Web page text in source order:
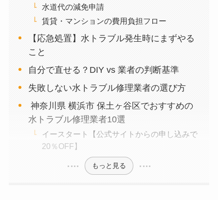
水道代の減免申請
賃貸・マンションの費用負担フロー
【応急処置】水トラブル発生時にまずやる
こと
自分で直せる？DIY vs 業者の判断基準
失敗しない水トラブル修理業者の選び方
神奈川県 横浜市 保土ヶ谷区でおすすめの
水トラブル修理業者10選
イースタート【公式サイトからの申し込みで
20％OFF】
もっと見る